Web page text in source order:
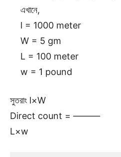
এখানে,
l = 1000 meter
W = 5 gm
L = 100 meter
w = 1 pound
সুতরাং l×W
Direct count = ———
L×w